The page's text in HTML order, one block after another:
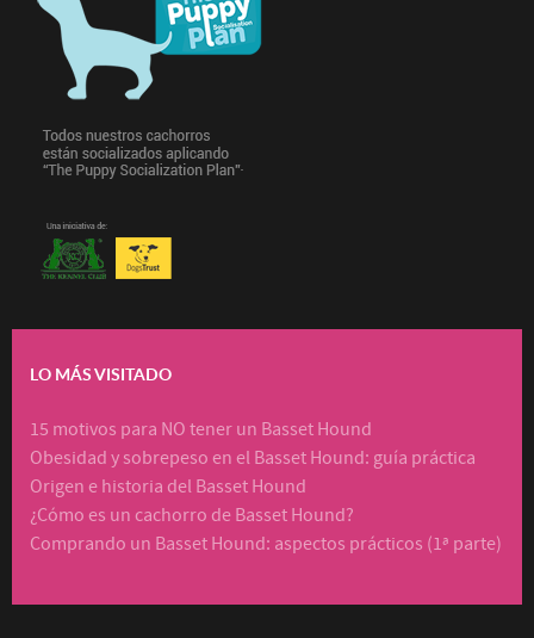
LO MÁS VISITADO
15 motivos para NO tener un Basset Hound
Obesidad y sobrepeso en el Basset Hound: guía práctica
Origen e historia del Basset Hound
¿Cómo es un cachorro de Basset Hound?
Comprando un Basset Hound: aspectos prácticos (1ª parte)